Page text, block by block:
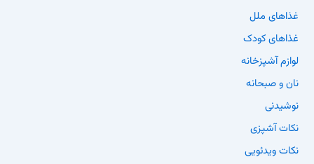
غذاهای ملل
غذاهای کودک
لوازم آشپزخانه
نان و صبحانه
نوشیدنی
نکات آشپزی
نکات ویدئویی